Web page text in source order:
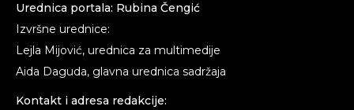
Urednica portala: Rubina Čengić
Izvršne urednice:
Lejla Mijović, urednica za multimedije
Aida Daguda, glavna urednica sadržaja
Kontakt i adresa redakcije: